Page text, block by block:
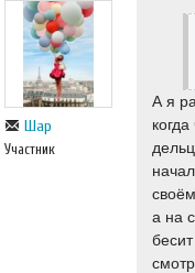
Шар
Участник
А я
а на